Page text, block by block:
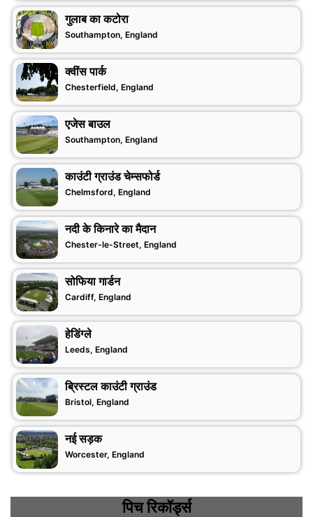
गुलाब का कटोरा
Southampton, England
क्वींस पार्क
Chesterfield, England
एजेस बाउल
Southampton, England
काउंटी ग्राउंड चेम्सफोर्ड
Chelmsford, England
नदी के किनारे का मैदान
Chester-le-Street, England
सोफिया गार्डन
Cardiff, England
हेडिंग्ले
Leeds, England
ब्रिस्टल काउंटी ग्राउंड
Bristol, England
नई सड़क
Worcester, England
पिच रिकॉर्ड्स